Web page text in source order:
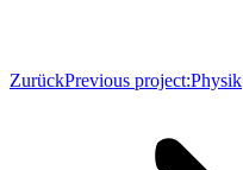
ZurückPrevious project:Physik